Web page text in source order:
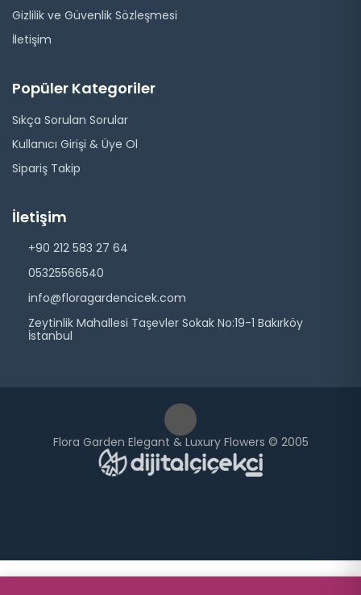
Gizlilik ve Güvenlik Sözleşmesi
İletişim
Popüler Kategoriler
Sıkça Sorulan Sorular
Kullanıcı Girişi & Üye Ol
Sipariş Takip
İletişim
+90 212 583 27 64
05325566540
info@floragardencicek.com
Zeytinlik Mahallesi Taşevler Sokak No:19-1 Bakırköy
İstanbul
Flora Garden Elegant & Luxury Flowers © 2005